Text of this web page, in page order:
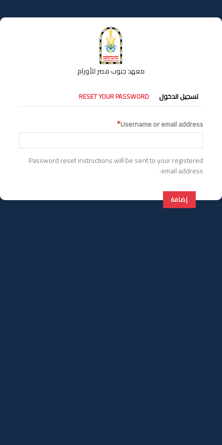
إلى
المحتوى
معهد جنوب مصر للأورام
التبويبات
الأساسية
تسجيل الدخول RESET YOUR PASSWORD
Username or email address
Password reset instructions will be sent to your registered
email address.